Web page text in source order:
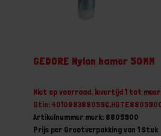
GEDORE Nylon hamer 50MM
Niet op voorraad, levertijd 1 tot
Gtin:
Artikelnummer merk: 8805900
Prijs per Grootverpakking van 1 Stuk